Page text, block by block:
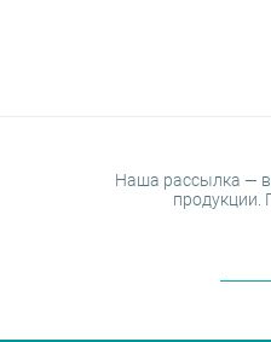
Наша рассылка —
продукции.